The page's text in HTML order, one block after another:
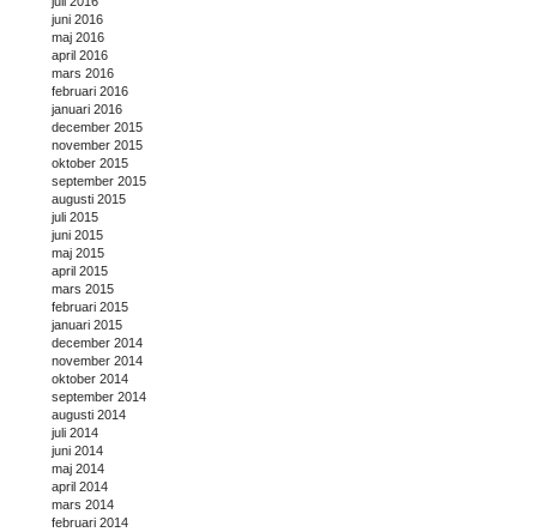
juni 2016
maj 2016
april 2016
mars 2016
februari 2016
januari 2016
december 2015
november 2015
oktober 2015
september 2015
augusti 2015
juli 2015
juni 2015
maj 2015
april 2015
mars 2015
februari 2015
januari 2015
december 2014
november 2014
oktober 2014
september 2014
augusti 2014
juli 2014
juni 2014
maj 2014
april 2014
mars 2014
februari 2014